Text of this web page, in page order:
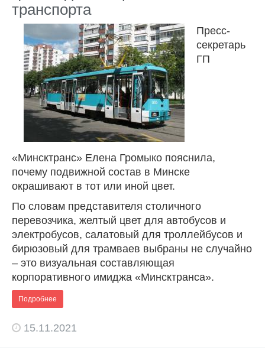
транспорта
Пресс-
секретарь
ГП
«Минсктранс» Елена Громыко пояснила,
почему подвижной состав в Минске
окрашивают в тот или иной цвет.
По словам представителя столичного
перевозчика, желтый цвет для автобусов и
электробусов, салатовый для троллейбусов и
бирюзовый для трамваев выбраны не случайно
– это визуальная составляющая
корпоративного имиджа «Минсктранса».
Подробнее
15.11.2021